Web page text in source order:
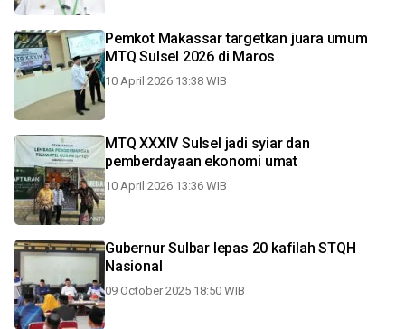
Pemkot Makassar targetkan juara umum
MTQ Sulsel 2026 di Maros
10 April 2026 13:38 WIB
MTQ XXXIV Sulsel jadi syiar dan
pemberdayaan ekonomi umat
10 April 2026 13:36 WIB
Gubernur Sulbar lepas 20 kafilah STQH
Nasional
09 October 2025 18:50 WIB